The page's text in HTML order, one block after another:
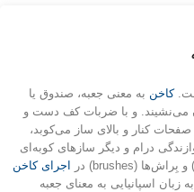
کاخن به معنی جعبه، صندوق یا
می‌نشیند. و با ضربات کف دست و
کنار و بالای ساز می‌کوبد،
درام و دیگر سازهای کوبه‌ای
اجرای کاخن
زبان اسپانیایی به معنای جعبه